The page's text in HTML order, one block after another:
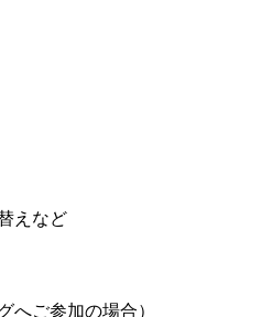
えなど
へご参加の場合）